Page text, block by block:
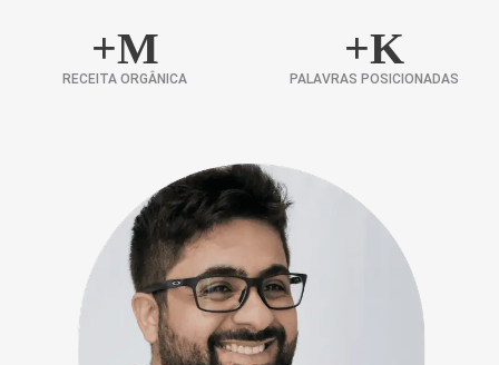
+M
RECEITA ORGÂNICA
+K
PALAVRAS POSICIONADAS